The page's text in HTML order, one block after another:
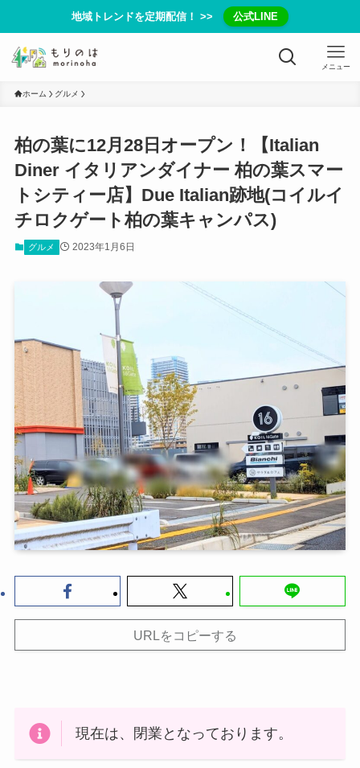
地域トレンドを定期配信！ >> 公式LINE
メニュー
ホーム グルメ
柏の葉に12月28日オープン！【Italian
Diner イタリアンダイナー 柏の葉スマー
トシティー店】Due Italian跡地(コイルイ
チロクゲート柏の葉キャンパス)
グルメ 2023年1月6日
URLをコピーする
現在は、閉業となっております。